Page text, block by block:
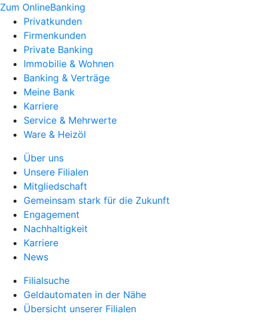
Zum OnlineBanking
Privatkunden
Firmenkunden
Private Banking
Immobilie & Wohnen
Banking & Verträge
Meine Bank
Karriere
Service & Mehrwerte
Ware & Heizöl
Über uns
Unsere Filialen
Mitgliedschaft
Gemeinsam stark für die Zukunft
Engagement
Nachhaltigkeit
Karriere
News
Filialsuche
Geldautomaten in der Nähe
Übersicht unserer Filialen